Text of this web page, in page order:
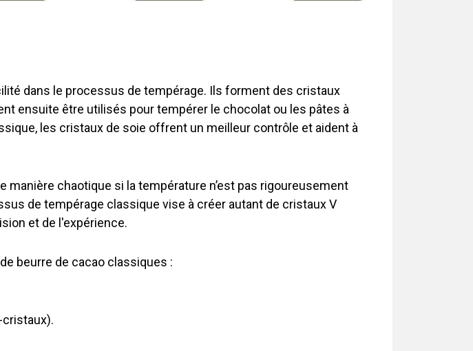
dans le processus de tempérage. Ils forment des cristaux
ensuite être utilisés pour tempérer le chocolat ou les pâtes à
les cristaux de soie offrent un meilleur contrôle et aident à
chaotique si la température n’est pas rigoureusement
de tempérage classique vise à créer autant de cristaux V
et de l'expérience.
beurre de cacao classiques :